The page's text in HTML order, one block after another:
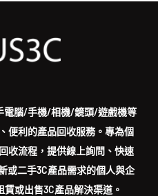
電腦/手機/相機/鏡頭/遊戲機等
便利的產品回收服務。專為個
收流程，提供線上詢問、快速
或二手3C產品需求的個人與企
或出售3C產品解決渠道。